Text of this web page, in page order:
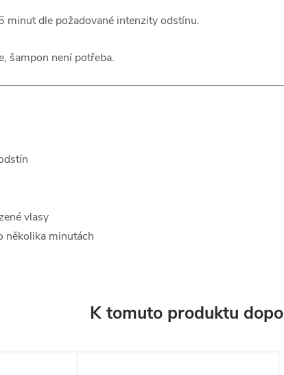
minut dle požadované intenzity odstínu.
šampon není potřeba.
vlasy
několika minutách
K tomuto produktu